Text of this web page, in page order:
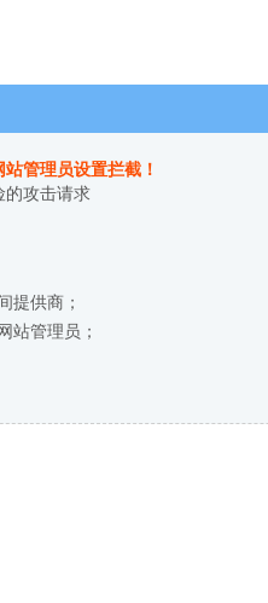
管理员设置拦截！
的攻击请求
提供商；
站管理员；